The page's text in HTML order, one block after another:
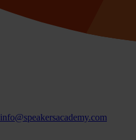
info@speakersacademy.com